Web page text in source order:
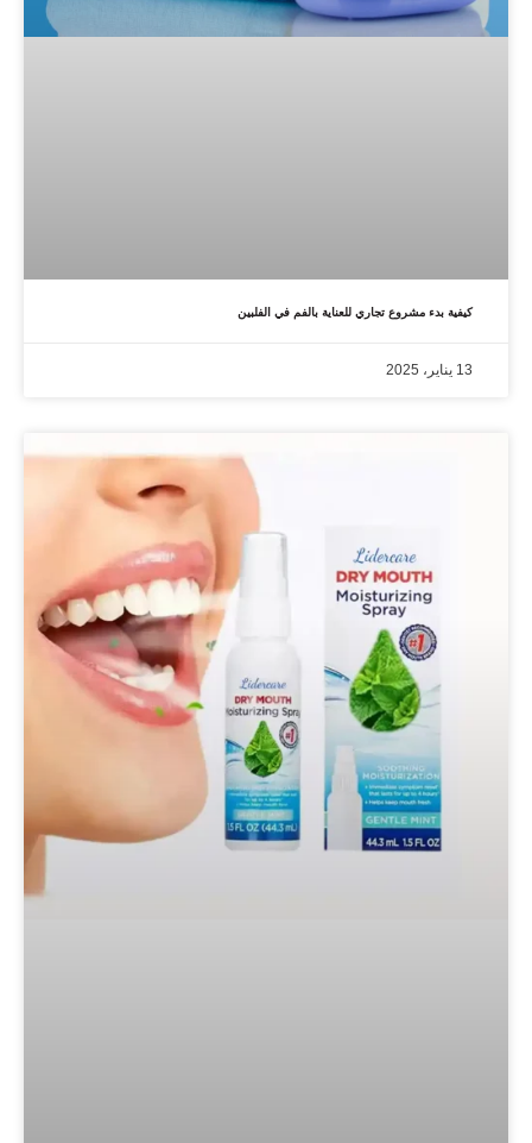
كيفية بدء مشروع تجاري للعناية بالفم في الفلبين
13 يناير، 2025